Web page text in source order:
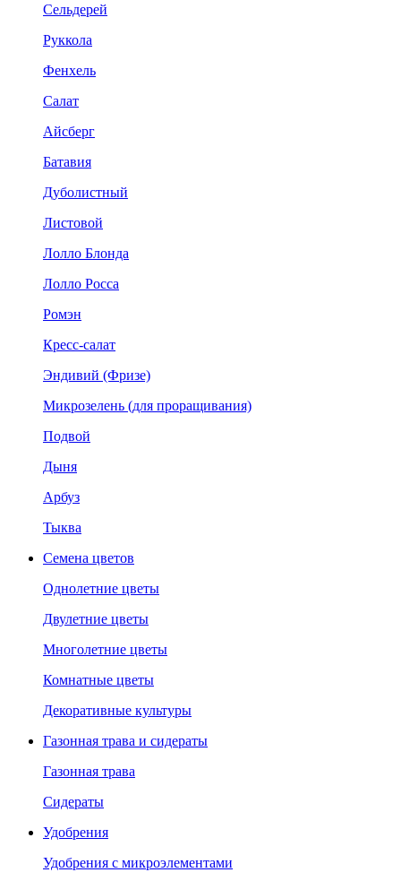
Сельдерей
Руккола
Фенхель
Салат
Айсберг
Батавия
Дуболистный
Листовой
Лолло Блонда
Лолло Росса
Ромэн
Кресс-салат
Эндивий (Фризе)
Микрозелень (для проращивания)
Подвой
Дыня
Арбуз
Тыква
Семена цветов
Однолетние цветы
Двулетние цветы
Многолетние цветы
Комнатные цветы
Декоративные культуры
Газонная трава и сидераты
Газонная трава
Сидераты
Удобрения
Удобрения с микроэлементами